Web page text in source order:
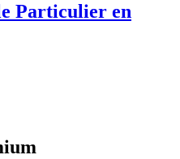
Particulier en